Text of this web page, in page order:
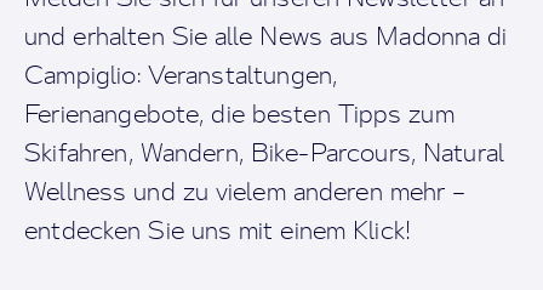
und erhalten Sie alle News aus Madonna di
Campiglio: Veranstaltungen,
Ferienangebote, die besten Tipps zum
Skifahren, Wandern, Bike-Parcours, Natural
Wellness und zu vielem anderen mehr –
entdecken Sie uns mit einem Klick!